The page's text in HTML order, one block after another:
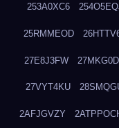
253A0XC6
25RMMEOD
27E8J3FW
27VYT4KU
2AFJGVZY